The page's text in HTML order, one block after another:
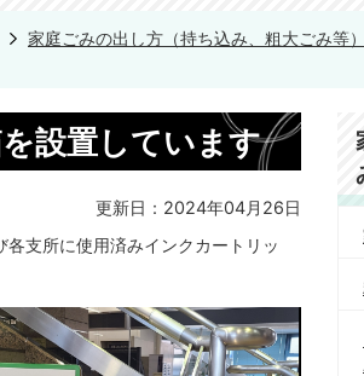
家庭ごみの出し方（持ち込み、粗大ごみ等）
設置しています
更新日：2024年04月26日
支所に使用済みインクカートリッ